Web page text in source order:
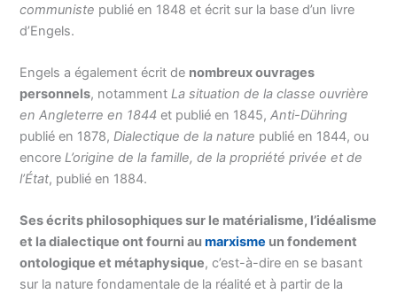
communiste publié en 1848 et écrit sur la base d’un livre
d’Engels.
Engels a également écrit de nombreux ouvrages
personnels, notammentLa situation de la classe ouvrière
en Angleterre en 1844 et publié en 1845,Anti-Dühring
publié en 1878,Dialectique de la nature publié en 1844, ou
encoreL’origine de la famille, de la propriété privée et de
l’État, publié en 1884.
Ses écrits philosophiques sur le matérialisme, l’idéalisme
et la dialectique ont fourni aumarxisme un fondement
ontologique et métaphysique, c’est-à-dire en se basant
sur la nature fondamentale de la réalité et à partir de la